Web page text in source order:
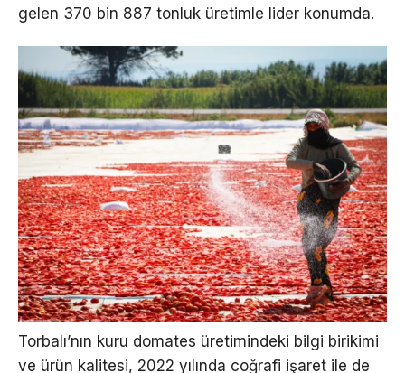
gelen 370 bin 887 tonluk üretimle lider konumda.
Torbalı’nın kuru domates üretimindeki bilgi birikimi
ve ürün kalitesi, 2022 yılında coğrafi işaret ile de